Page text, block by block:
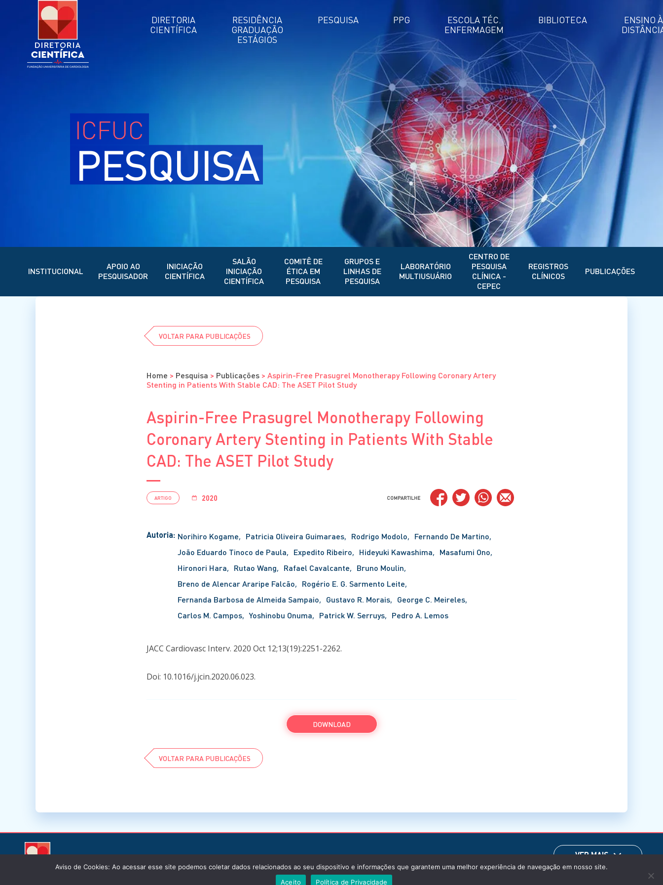
DIRETORIA
CIENTÍFICA
RESIDÊNCIA
GRADUAÇÃO
ESTÁGIOS
PESQUISA PPG
ESCOLA TÉC.
ENFERMAGEM
BIBLIOTECA
ENSINO À
ICFUC
PESQUISA
INSTITUCIONAL
APOIO AO
PESQUISADOR
INICIAÇÃO
CIENTÍFICA
SALÃO
INICIAÇÃO
CIENTÍFICA
COMITÊ DE
ÉTICA EM
PESQUISA
GRUPOS E
LINHAS DE
PESQUISA
LABORATÓRIO
MULTIUSUÁRIO
CENTRO DE
PESQUISA
CLÍNICA -
CEPEC
REGISTROS
CLÍNICOS
PUBLICAÇÕES
VOLTAR PARA PUBLICAÇÕES
Home > Pesquisa > Publicações > Aspirin-Free Prasugrel Monotherapy Following Coronary Artery
Stenting in Patients With Stable CAD: The ASET Pilot Study
Aspirin-Free Prasugrel Monotherapy Following
Coronary Artery Stenting in Patients With Stable
CAD: The ASET Pilot Study
ARTIGO 2020 COMPARTILHE
Autoria: Norihiro Kogame Patricia Oliveira Guimaraes Rodrigo Modolo
Fernando De Martino
João Eduardo Tinoco de Paula
Expedito Ribeiro Hideyuki Kawashima
Masafumi Ono
Hironori Hara
Rutao Wang Rafael Cavalcante
Bruno Moulin
Breno de Alencar Araripe Falcão
Rogério E. G. Sarmento Leite
Fernanda Barbosa de Almeida Sampaio
Gustavo R. Morais
George C. Meireles
Carlos M. Campos
Yoshinobu Onuma Patrick W. Serruys Pedro A. Lemos
JACC Cardiovasc Interv. 2020 Oct 12;13(19):2251-2262.
Doi: 10.1016/j.jcin.2020.06.023.
DOWNLOAD
VOLTAR PARA PUBLICAÇÕES
VER MAIS
Aviso de Cookies: Ao acessar esse site podemos coletar dados relacionados ao seu dispositivo e informações que garantem uma melhor experiência de navegação em nosso site.
Aceito
Política de Privacidade